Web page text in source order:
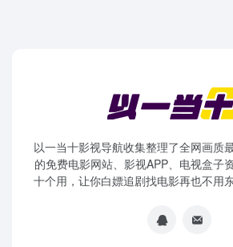
以一当十影视导航收集整理了全网画质
的免费电影网站、影视APP、电视盒子
十个用，让你白嫖追剧找电影再也不用